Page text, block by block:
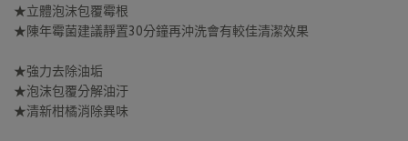
★立體泡沫包覆霉根
★陳年霉菌建議靜置30分鐘再沖洗會有較佳清潔效果
★強力去除油垢
★泡沫包覆分解油汙
★清新柑橘消除異味